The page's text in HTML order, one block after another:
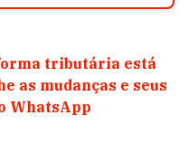
tributária está
as mudanças e seus
WhatsApp